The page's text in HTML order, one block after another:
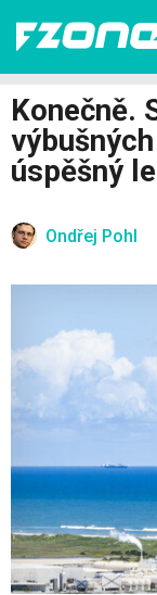
VIDEA
SERIÁLY
CHYTRÁ
ŽIVOT
HRY A ZÁBAVA
Facebook
Konečně.
úspěšný
Ondřej Pohl